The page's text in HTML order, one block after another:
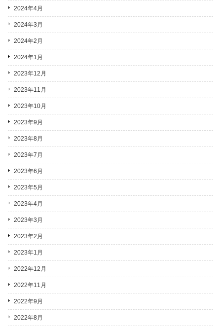
2024年4月
2024年3月
2024年2月
2024年1月
2023年12月
2023年11月
2023年10月
2023年9月
2023年8月
2023年7月
2023年6月
2023年5月
2023年4月
2023年3月
2023年2月
2023年1月
2022年12月
2022年11月
2022年9月
2022年8月